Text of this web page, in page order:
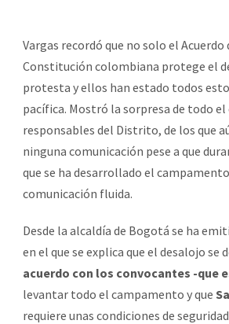
Vargas recordó que no solo el Acuerdo
Constitución colombiana protege el
protesta y ellos han estado todos
pacífica. Mostró la sorpresa de todo
responsables del Distrito, de los que
ninguna comunicación pese a que
que se ha desarrollado el
comunicación fluida.
Desde la alcaldía de Bogotá se ha
en el que se explica que el desalojo se
acuerdo con los convocantes -que
levantar todo el campamento y que
requiere unas condiciones de